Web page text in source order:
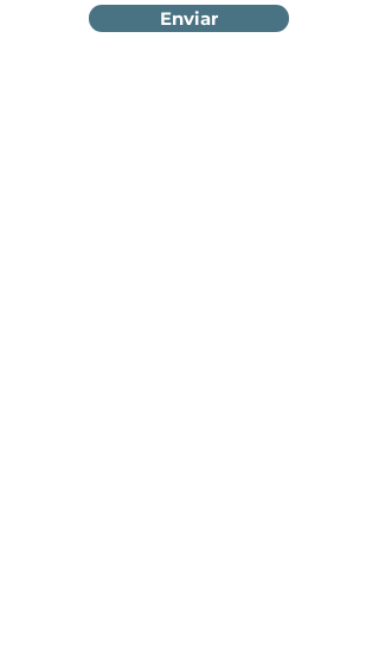
Enviar